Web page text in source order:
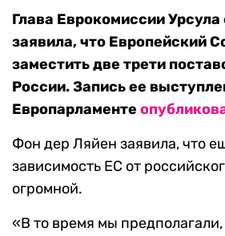
Глава Еврокомиссии
заявила, что Европейский
заместить две трети
России. Запись ее
Европарламенте
Фон дер Ляйен заявила, что
зависимость ЕС от
огромной.
«В то время мы предполагали,